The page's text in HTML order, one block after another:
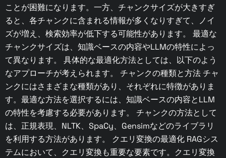
ことが困難になります。一方、チャンクサイズが大きすぎ
ると、各チャンクに含まれる情報が多くなりすぎて、ノイ
ズが増え、検索効率が低下する可能性があります。 最適な
チャンクサイズは、知識ベースの内容やLLMの特性によっ
て異なります。 具体的な最適化方法としては、以下のよう
なアプローチが考えられます。 チャンクの種類と方法 チャ
ンクにはさまざまな種類があり、それぞれに特徴がありま
す。最適な方法を選択するには、知識ベースの内容とLLM
の特性を考慮する必要があります。 チャンクの方法として
は、正規表現、NLTK、SpaCy、Gensimなどのライブラリ
を利用する方法があります。 クエリ変換の最適化 RAGシス
テムにおいて、クエリ変換も重要な要素です。クエリ変換